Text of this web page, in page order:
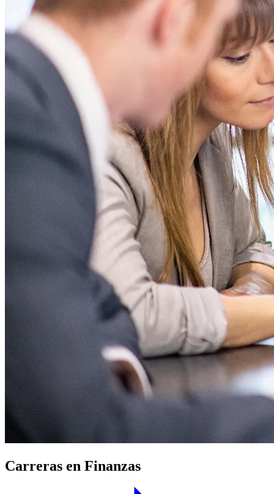
Carreras en Finanzas